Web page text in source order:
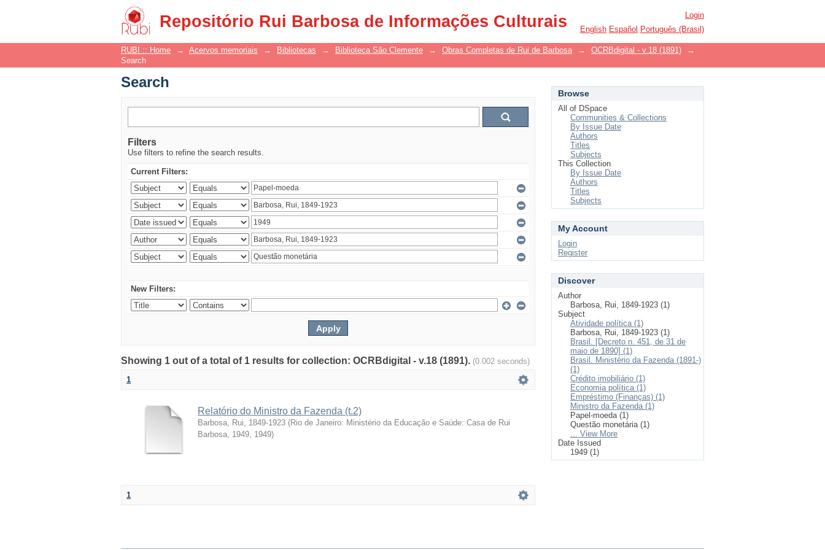
Repositório Rui Barbosa de Informações Culturais
Search
Login
English Español Português (Brasil)
RUBI :: Home → Acervos memoriais → Bibliotecas → Biblioteca São Clemente → Obras Completas de Rui de Barbosa → OCRBdigital - v.18 (1891)
→
Search
Search
Filters
Use filters to refine the search results.
Current Filters:
New Filters:
Showing 1 out of a total of 1 results for collection: OCRBdigital - v.18 (1891). (0.002 seconds)
1
Relatório do Ministro da Fazenda (t.2)
Barbosa, Rui, 1849-1923 (Rio de Janeiro: Ministério da Educação e Saúde: Casa de Rui
Barbosa, 1949, 1949)
1
Browse
All of DSpace
Communities & Collections
By Issue Date
Authors
Titles
Subjects
This Collection
By Issue Date
Authors
Titles
Subjects
My Account
Login
Register
Discover
Author
Barbosa, Rui, 1849-1923 (1)
Subject
Atividade política (1)
Barbosa, Rui, 1849-1923 (1)
Brasil. [Decreto n. 451, de 31 de
maio de 1890] (1)
Brasil. Ministério da Fazenda (1891-)
(1)
Crédito imobiliário (1)
Economia política (1)
Empréstimo (Finanças) (1)
Ministro da Fazenda (1)
Papel-moeda (1)
Questão monetária (1)
... View More
Date Issued
1949 (1)